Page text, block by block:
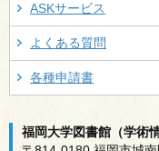
ASKサービス
よくある質問
各種申請書
福岡大学図書館（学術情